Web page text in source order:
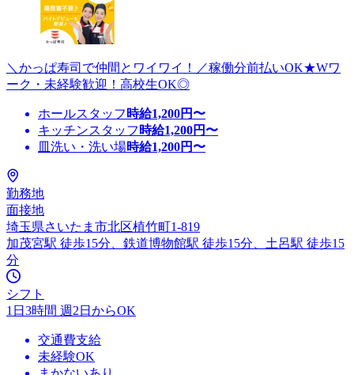
＼かっぱ寿司で仲間とワイワイ！／稼働分前払いOK★Wワ
ーク・未経験歓迎！高校生OK◎
ホールスタッフ 時給1,200円〜
キッチンスタッフ 時給1,200円〜
皿洗い・洗い場時給1,200円〜
勤務地
面接地
埼玉県さいたま市北区植竹町1-819
加茂宮駅 徒歩15分、鉄道博物館駅 徒歩15分、土呂駅 徒歩15
分
シフト
1日3時間 週2日からOK
交通費支給
未経験OK